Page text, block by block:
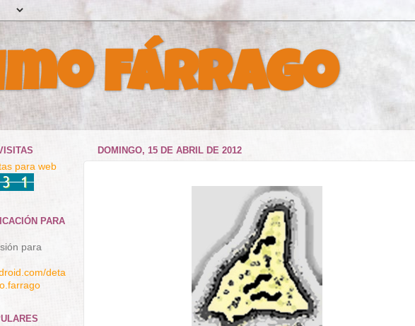
Fárrago
DOMINGO, 15 DE ABRIL DE 2012
para web
PARA
para
deta